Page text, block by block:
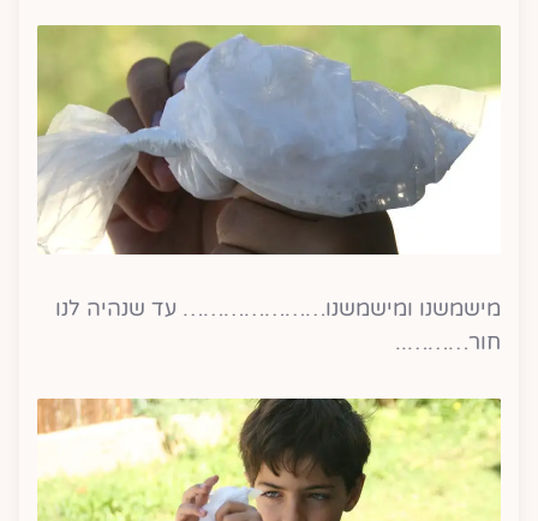
מישמשנו ומישמשנו………………… עד שנהיה לנו
חור………..